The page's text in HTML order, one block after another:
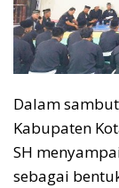
Dalam
Kabupaten
SH
sebagai